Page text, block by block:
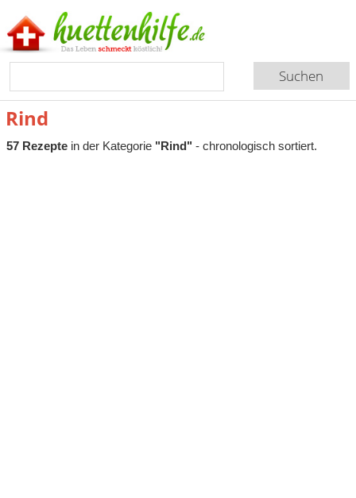
Rind
57 Rezeptein der Kategorie "Rind" - chronologisch sortiert.